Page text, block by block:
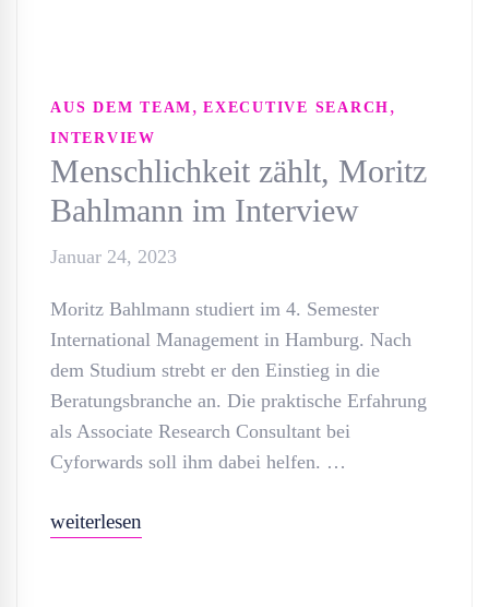
AUS DEM TEAM , EXECUTIVE SEARCH ,
INTERVIEW
Menschlichkeit zählt, Moritz
Bahlmann im Interview
Januar 24, 2023
Moritz Bahlmann studiert im 4. Semester
International Management in Hamburg. Nach
dem Studium strebt er den Einstieg in die
Beratungsbranche an. Die praktische Erfahrung
als Associate Research Consultant bei
Cyforwards soll ihm dabei helfen. …
weiterlesen